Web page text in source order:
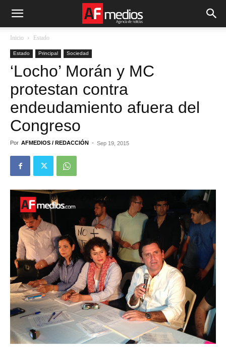
Inicio Estado
Estado Principal Sociedad
‘Locho’ Morán y MC
protestan contra
endeudamiento afuera del
Congreso
Por AFMEDIOS / REDACCIÓN - Sep 19, 2015